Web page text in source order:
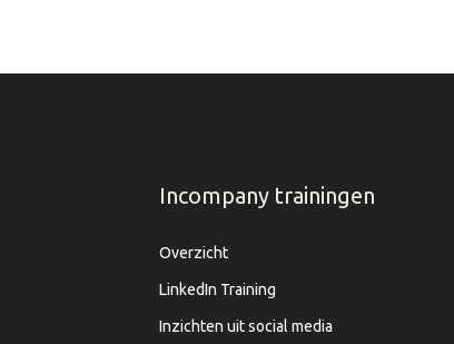
Incompany trainingen
Overzicht
LinkedIn Training
Inzichten uit social media